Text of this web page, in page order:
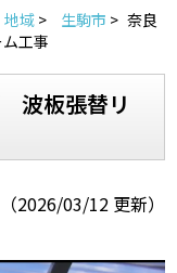
い
地域 > 生駒市 > 奈良
工事
波板張替リ
（2026/03/12 更新）